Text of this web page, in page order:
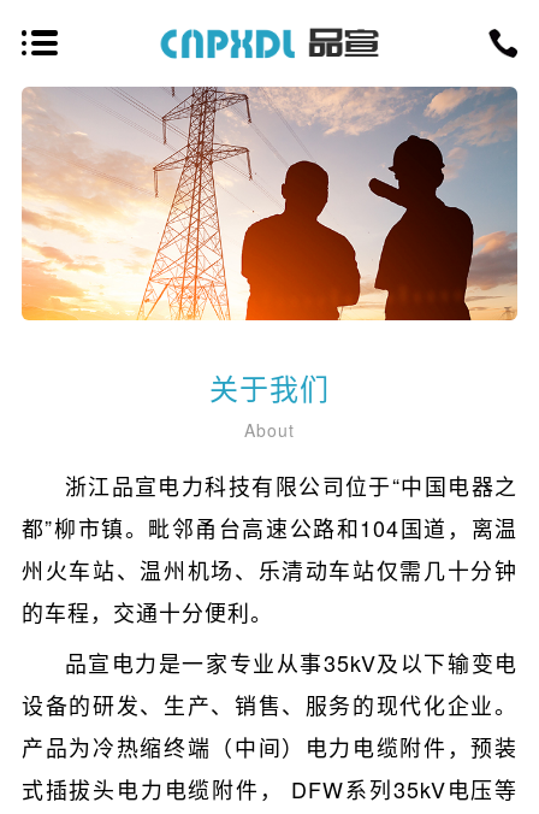
关于我们
About
浙江品宣电力科技有限公司位于“中国电器之
都”柳市镇。毗邻甬台高速公路和104国道，离温
州火车站、温州机场、乐清动车站仅需几十分钟
的车程，交通十分便利。
品宣电力是一家专业从事35kV及以下输变电
设备的研发、生产、销售、服务的现代化企业。
产品为冷热缩终端（中间）电力电缆附件，预装
式插拔头电力电缆附件， DFW系列35kV电压等